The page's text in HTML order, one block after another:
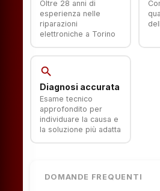
Oltre 28 anni di
esperienza nelle
riparazioni
elettroniche a Torino
search
Diagnosi accurata
Esame tecnico
approfondito per
individuare la causa e
la soluzione più adatta
DOMANDE FREQUENTI